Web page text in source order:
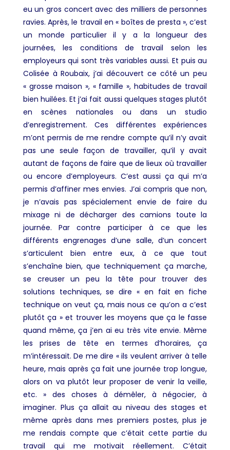
eu un gros concert avec des milliers de personnes
ravies. Après, le travail en « boîtes de presta », c’est
un monde particulier il y a la longueur des
journées, les conditions de travail selon les
employeurs qui sont très variables aussi. Et puis au
Colisée à Roubaix, j’ai découvert ce côté un peu
« grosse maison », « famille », habitudes de travail
bien huilées. Et j’ai fait aussi quelques stages plutôt
en scènes nationales ou dans un studio
d’enregistrement. Ces différentes expériences
m’ont permis de me rendre compte qu’il n’y avait
pas une seule façon de travailler, qu’il y avait
autant de façons de faire que de lieux où travailler
ou encore d’employeurs. C’est aussi ça qui m’a
permis d’affiner mes envies. J’ai compris que non,
je n’avais pas spécialement envie de faire du
mixage ni de décharger des camions toute la
journée. Par contre participer à ce que les
différents engrenages d’une salle, d’un concert
s’articulent bien entre eux, à ce que tout
s’enchaîne bien, que techniquement ça marche,
se creuser un peu la tête pour trouver des
solutions techniques, se dire « en fait en fiche
technique on veut ça, mais nous ce qu’on a c’est
plutôt ça » et trouver les moyens que ça le fasse
quand même, ça j’en ai eu très vite envie. Même
les prises de tête en termes d’horaires, ça
m’intéressait. De me dire « ils veulent arriver à telle
heure, mais après ça fait une journée trop longue,
alors on va plutôt leur proposer de venir la veille,
etc. » des choses à démêler, à négocier, à
imaginer. Plus ça allait au niveau des stages et
même après dans mes premiers postes, plus je
me rendais compte que c’était cette partie du
travail qui me motivait réellement. C’était